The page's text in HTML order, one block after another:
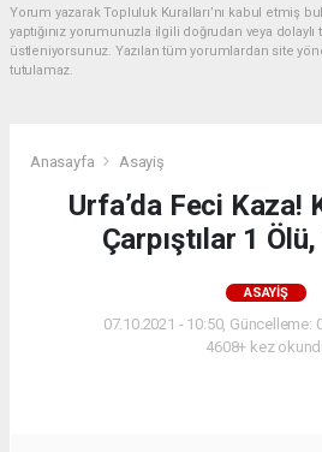
Yorum yazarak Topluluk Kuralları’nı kabul etmiş
yaptığınız yorumunuzla ilgili doğrudan veya
üstleniyorsunuz. Yazılan tüm yorumlardan site
tutulamaz.
Anasayfa Asayiş
Urfa’da Feci Kaza!
Çarpıştılar 1
ASAYIŞ
07.10.2021 - 10:50, Güncelleme:
4608+ kez